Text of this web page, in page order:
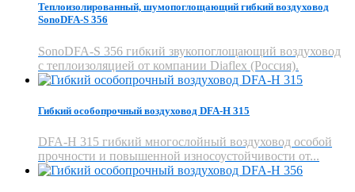
Теплоизолированный, шумопоглощающий гибкий воздуховод
SonoDFA-S 356
SonoDFA-S 356 гибкий звукопоглощающий воздуховод
с теплоизоляцией от компании Diaflex (Россия).
Гибкий особопрочный воздуховод DFA-H 315
DFA-H 315 гибкий многослойный воздуховод особой
прочности и повышенной износоустойчивости от...